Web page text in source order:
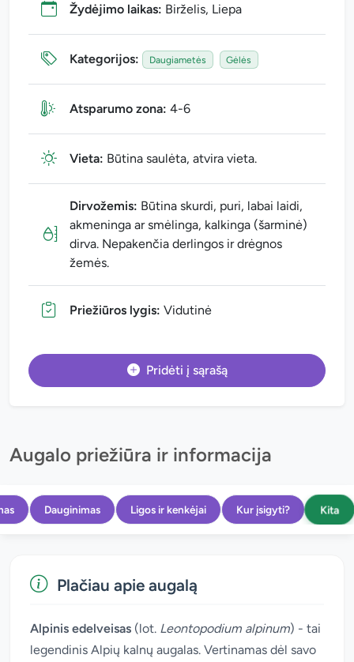
Žydėjimo laikas: Birželis, Liepa
Kategorijos: Daugiametės Gėlės
Atsparumo zona: 4-6
Vieta: Būtina saulėta, atvira vieta.
Dirvožemis: Būtina skurdi, puri, labai laidi,
akmeninga ar smėlinga, kalkinga (šarminė)
dirva. Nepakenčia derlingos ir drėgnos
žemės.
Priežiūros lygis: Vidutinė
Pridėti į sąrašą
Augalo priežiūra ir informacija
Dauginimas Ligos ir kenkėjai Kur įsigyti? Kita
Plačiau apie augalą
Alpinis edelveisas (lot. Leontopodium alpinum) - tai
legendinis Alpių kalnų augalas. Vertinamas dėl savo